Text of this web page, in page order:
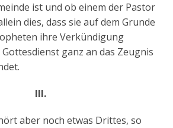
ist und ob einem der Pastor
dies, dass sie auf dem Grunde
ihre Verkündigung
ganz an das Zeugnis
III.
aber noch etwas Drittes, so